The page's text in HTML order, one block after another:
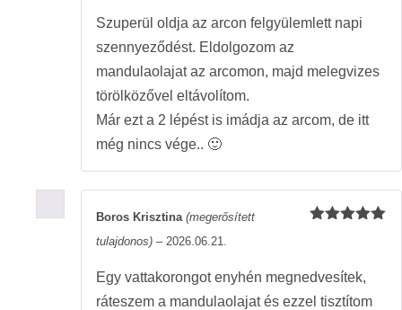
Szuperül oldja az arcon felgyülemlett napi
szennyeződést. Eldolgozom az
mandulaolajat az arcomon, majd melegvizes
törölközővel eltávolítom.
Már ezt a 2 lépést is imádja az arcom, de itt
még nincs vége.. 🙂
Boros Krisztina (megerősített
tulajdonos) – 2026.06.21.
Egy vattakorongot enyhén megnedvesítek,
ráteszem a mandulaolajat és ezzel tisztítom